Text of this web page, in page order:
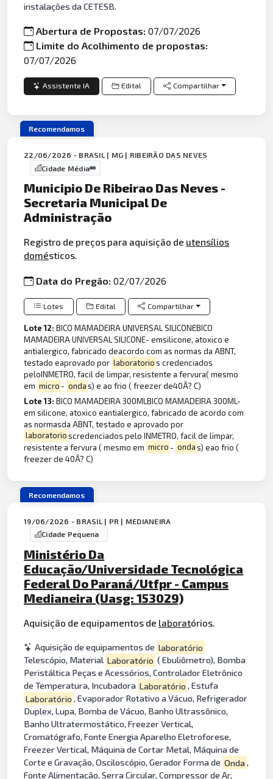
instalações da CETESB.
Abertura de Propostas:07/07/2026
Limite do Acolhimento de propostas:
07/07/2026
Assistente IA Edital Compartilhar
Recomendamos
22/06/2026 - BRASIL | MG | RIBEIRÃO DAS NEVES
Cidade Média
Municipio De Ribeirao Das Neves -
Secretaria Municipal De
Administração
Registro de preços para aquisição de utensílios
domésticos.
Data do Pregão:02/07/2026
Lotes Edital Compartilhar
Lote 12:BICO MAMADEIRA UNIVERSAL SILICONEBICO
MAMADEIRA UNIVERSAL SILICONE- emsilicone, atoxico e
antialergico, fabricado deacordo com as normas da ABNT,
testado eaprovado por laboratorios credenciados
peloINMETRO, facil de limpar, resistente a fervura( mesmo
em micro - ondas) e ao frio ( freezer de40Â? C)
Lote 13:BICO MAMADEIRA 300MLBICO MAMADEIRA 300ML-
em silicone, atoxico eantialergico, fabricado de acordo com
as normasda ABNT, testado e aprovado por
laboratorioscredenciados pelo INMETRO, facil de limpar,
resistente a fervura ( mesmo em micro - ondas) eao frio (
freezer de 40Â? C)
Recomendamos
19/06/2026 - BRASIL | PR | MEDIANEIRA
Cidade Pequena
Ministério Da
Educação/Universidade Tecnológica
Federal Do Paraná/Utfpr - Campus
Medianeira (Uasg: 153029)
Aquisição de equipamentos de laboratórios.
Aquisição de equipamentos de laboratório
Telescópio, Material Laboratório ( Ebuliômetro), Bomba
Peristáltica Peças e Acessórios, Controlador Eletrônico
de Temperatura, Incubadora Laboratório , Estufa
Laboratório , Evaporador Rotativo a Vácuo, Refrigerador
Duplex, Lupa, Bomba de Vácuo, Banho Ultrassônico,
Banho Ultratermostático, Freezer Vertical,
Cromatógrafo, Fonte Energia Aparelho Eletroforese,
Freezer Vertical, Máquina de Cortar Metal, Máquina de
Corte e Gravação, Osciloscópio, Gerador Forma de Onda,
Fonte Alimentação, Serra Circular, Compressor de Ar,